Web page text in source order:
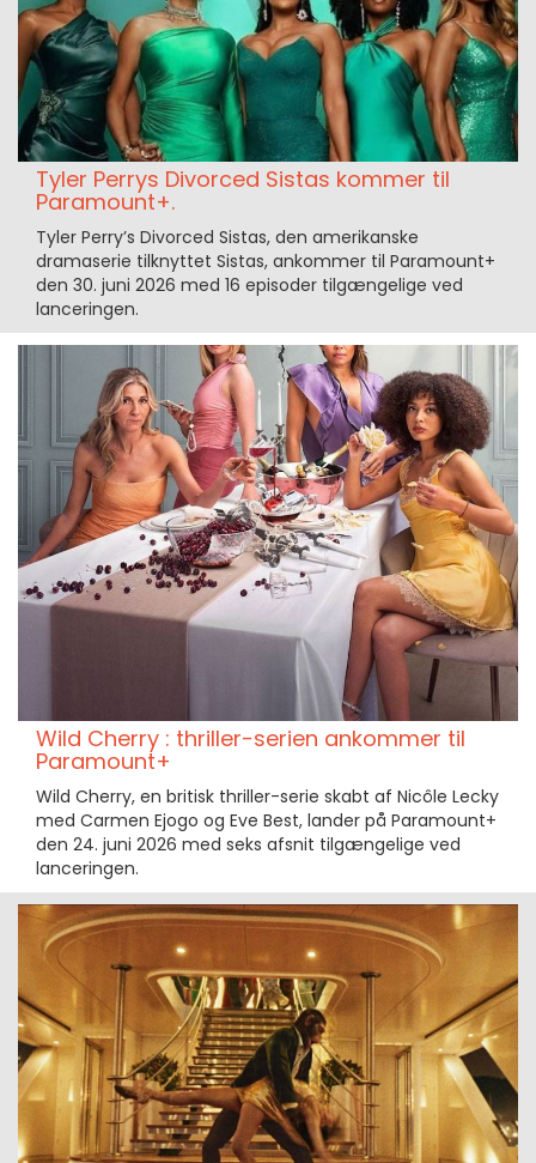
Tyler Perrys Divorced Sistas kommer til
Paramount+.
Tyler Perry’s Divorced Sistas, den amerikanske
dramaserie tilknyttet Sistas, ankommer til Paramount+
den 30. juni 2026 med 16 episoder tilgængelige ved
lanceringen.
Wild Cherry : thriller-serien ankommer til
Paramount+
Wild Cherry, en britisk thriller-serie skabt af Nicôle Lecky
med Carmen Ejogo og Eve Best, lander på Paramount+
den 24. juni 2026 med seks afsnit tilgængelige ved
lanceringen.